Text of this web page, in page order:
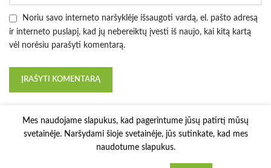
Noriu savo interneto naršyklėje išsaugoti vardą, el. pašto adresą
ir interneto puslapį, kad jų nebereiktų įvesti iš naujo, kai kitą kartą
vėl norėsiu parašyti komentarą.
Mes naudojame slapukus, kad pagerintume jūsų patirtį mūsų
svetainėje. Naršydami šioje svetainėje, jūs sutinkate, kad mes
naudotume slapukus.